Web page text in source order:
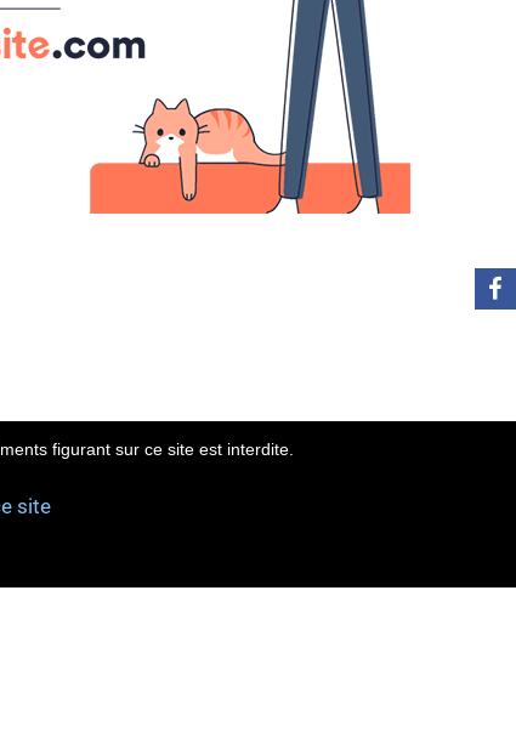
figurant sur ce site est interdite.
site